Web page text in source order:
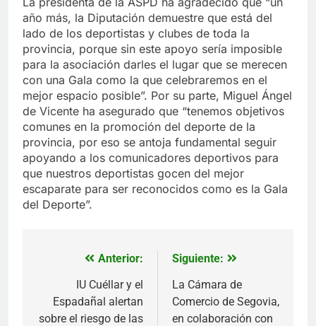
año más, la Diputación demuestre que está del
lado de los deportistas y clubes de toda la
provincia, porque sin este apoyo sería imposible
para la asociación darles el lugar que se merecen
con una Gala como la que celebraremos en el
mejor espacio posible”. Por su parte, Miguel Ángel
de Vicente ha asegurado que “tenemos objetivos
comunes en la promoción del deporte de la
provincia, por eso se antoja fundamental seguir
apoyando a los comunicadores deportivos para
que nuestros deportistas gocen del mejor
escaparate para ser reconocidos como es la Gala
del Deporte”.
Navegación
entradas
Anterior:
IU Cuéllar y el
Espadañal alertan
sobre el riesgo de las
Siguiente:
La Cámara de
Comercio de Segovia,
en colaboración con